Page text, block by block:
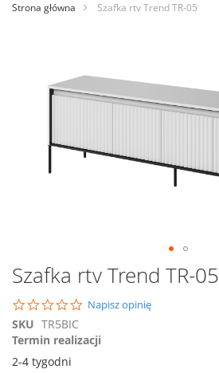
treści
Strona główna Szafka rtv Trend TR-05
Przejdź
na
początek
galerii
Szafka rtv Trend TR-05
0.0
Napisz opinię
SKU TR5BIC
Termin realizacji
2-4 tygodni